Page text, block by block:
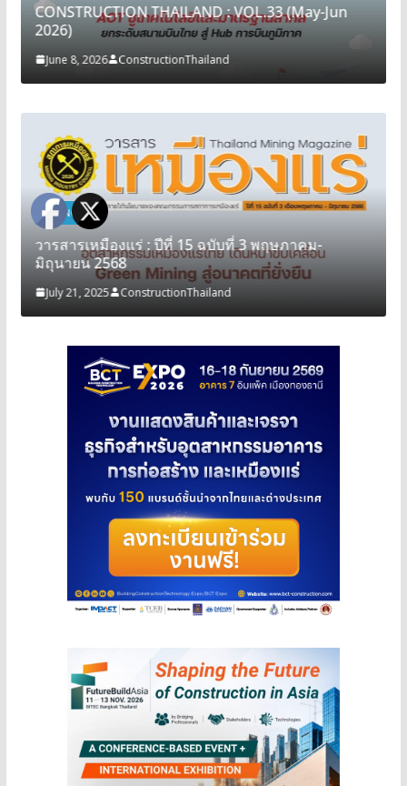
CONSTRUCTION THAILAND : VOL.33 (May-Jun
2026)
June 8, 2026 ConstructionThailand
MINING
วารสารเหมืองแร่ : ปีที่ 15 ฉบับที่ 3 พฤษภาคม-
มิถุนายน 2568
July 21, 2025 ConstructionThailand